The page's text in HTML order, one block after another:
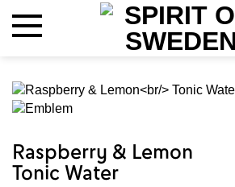
Raspberry & Lemon
Tonic Water